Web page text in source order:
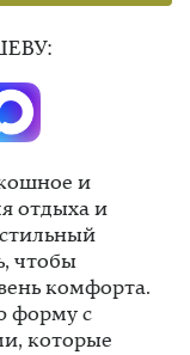
и
отдыха и
чтобы
комфорта.
форму с
которые